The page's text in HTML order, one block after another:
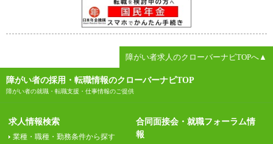
障がい者求人のクローバーナビTOPへ▲
障がい者の採用・転職情報のクローバーナビTOP
障がい者の就職・転職支援・仕事情報のご提供
求人情報検索
業種・職種・勤務条件から探す
合同面接会・就職フォーラム情
報